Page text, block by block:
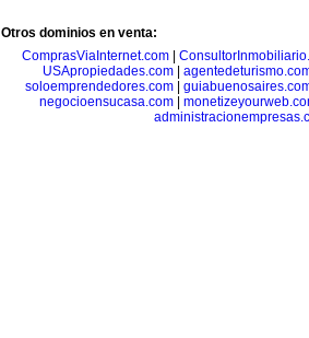
Otros dominios en venta:
ComprasViaInternet.com
USApropiedades.com|
soloemprendedores.com|
negocioensucasa.com